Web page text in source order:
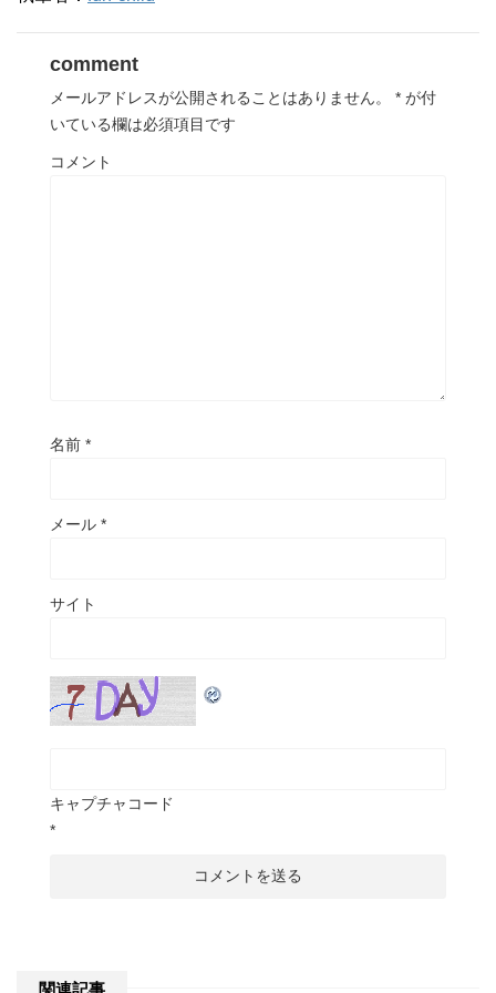
comment
メールアドレスが公開されることはありません。 * が付
いている欄は必須項目です
コメント
名前 *
メール *
サイト
キャプチャコード
*
関連記事